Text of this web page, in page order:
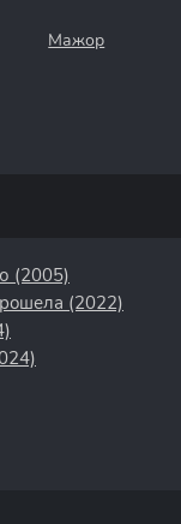
Мажор
(2005)
(2022)